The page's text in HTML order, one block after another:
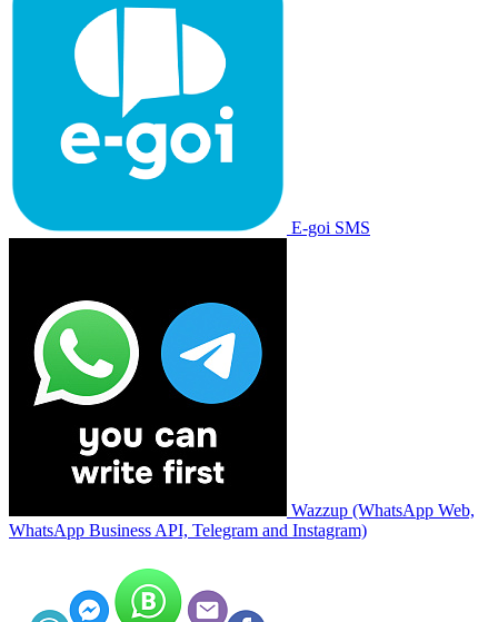
E-goi SMS
Wazzup (WhatsApp Web,
WhatsApp Business API, Telegram and Instagram)